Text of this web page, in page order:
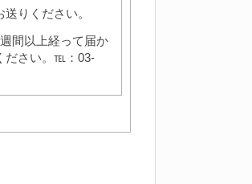
りください。
間以上経って届か
ださい。℡：03-